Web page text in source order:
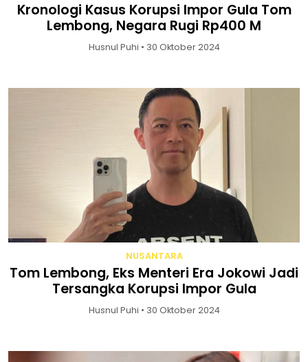
Kronologi Kasus Korupsi Impor Gula Tom
Lembong, Negara Rugi Rp400 M
Husnul Puhi • 30 Oktober 2024
NUSANTARA
Tom Lembong, Eks Menteri Era Jokowi Jadi
Tersangka Korupsi Impor Gula
Husnul Puhi • 30 Oktober 2024